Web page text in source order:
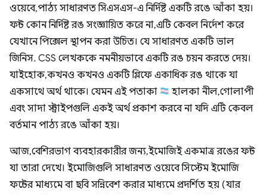
ওয়েবে, পাঠ্য সাধারণত সিএসএস-এ নির্দিষ্ট একটি রঙে আঁকা হয়।
ফন্ট কোন নির্দিষ্ট রঙ সংজ্ঞায়িত করে না, এটি কেবল নির্দেশ করে
যেখানে পিক্সেল স্থাপন করা উচিত। যে সাধারণত একটি ভাল
জিনিস. CSS লেখককে নমনীয়ভাবে একটি রঙ চয়ন করতে দেয়।
যাইহোক, কখনও কখনও একটি গ্লিফে একাধিক রঙ থাকে যা
একসাথে অর্থ থাকে। যেমন এই পতাকা
হালকা নীল, গোলাপী
এবং সাদা স্ট্রাইপগুলি একই অর্থ প্রকাশ করবে না যদি এটি কেবল
বর্তমান পাঠ্য রঙে আঁকা হয়।
আজ, বেশিরভাগ ব্যবহারকারীর জন্য, ইমোজিই একমাত্র রঙের ফন্ট
যা তারা দেখে। ইমোজিগুলি সাধারণত ওয়েবে সিস্টেম ইমোজি
ফন্টের মাধ্যমে বা ছবি সন্নিবেশ করার মাধ্যমে প্রদর্শিত হয় (যার